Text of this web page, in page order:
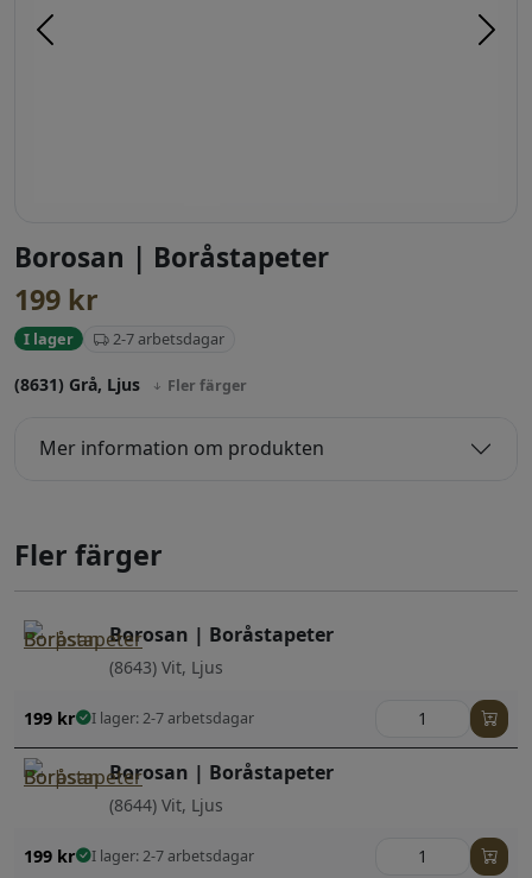
Föregående
Borosan | Boråstapeter
199 kr
I lager 2-7 arbetsdagar
(8631) Grå, Ljus Fler färger
Mer information om produkten
Fler färger
Borosan | Boråstapeter
(8643) Vit, Ljus
199 kr I lager: 2-7 arbetsdagar
Borosan | Boråstapeter
(8644) Vit, Ljus
199 kr I lager: 2-7 arbetsdagar